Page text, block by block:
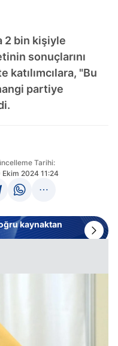
2 bin kişiyle
sonuçlarını
katılımcılara, "Bu
partiye
Tarihi:
Ekim 2024 11:24
kaynaktan